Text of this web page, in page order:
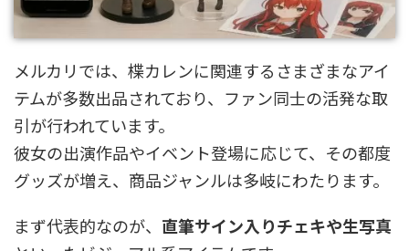
メルカリでは、楪カレンに関連するさまざまなアイ
テムが多数出品されており、ファン同士の活発な取
引が行われています。
彼女の出演作品やイベント登場に応じて、その都度
グッズが増え、商品ジャンルは多岐にわたります。
まず代表的なのが、 直筆サイン入りチェキや生写真